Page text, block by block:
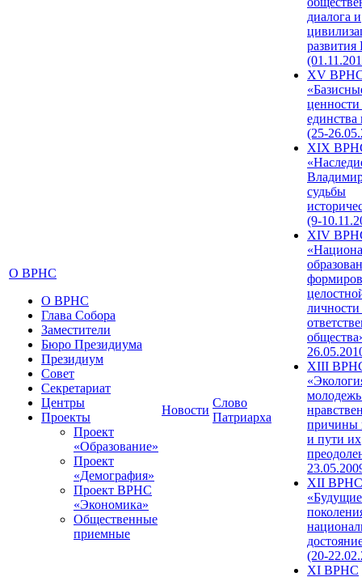
О ВРНС
О ВРНС
Глава Собора
Заместители
Бюро Президиума
Президиум
Совет
Секретариат
Центры
Проекты
Проект
«Образование»
Проект
«Демография»
Проект ВРНС
«Экономика»
Общественные
приемные
Новости
Слово
Патриарха
диалога и
развития
XV
единства
(25-
XIX
судьбы
(9-
XIV
XIII
причины
и пути их
XII ВРНС
«Будущие
(20-
XI ВРНС